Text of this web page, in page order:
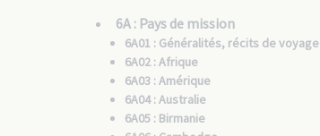
6A : Pays de mission
6A01 : Généralités, récits de voyage
6A02 : Afrique
6A03 : Amérique
6A04 : Australie
6A05 : Birmanie